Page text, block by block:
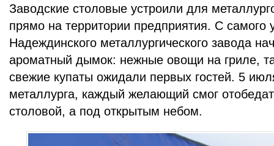
Заводские столовые устроили для
прямо на территории предприятия. С самого
Надеждинского металлургического завода
ароматный дымок: нежные овощи на гриле,
свежие купаты ожидали первых гостей. 5
металлурга, каждый желающий смог
столовой, а под открытым небом.